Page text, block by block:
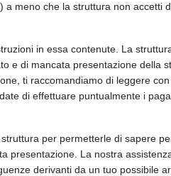
meno che la struttura non accetti
in essa contenute. La
e di mancata presentazione della
ti raccomandiamo di leggere
di effettuare puntualmente i
per permetterle di sapere
presentazione. La nostra
derivanti da un tuo possibile